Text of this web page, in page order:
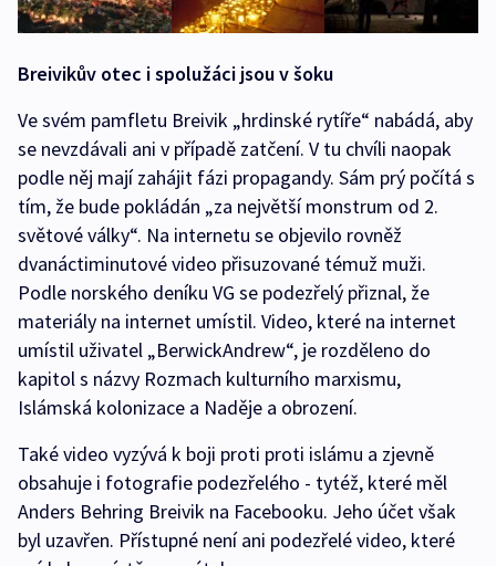
Breivikův otec i spolužáci jsou v šoku
Ve svém pamfletu Breivik „hrdinské rytíře“ nabádá, aby
se nevzdávali ani v případě zatčení. V tu chvíli naopak
podle něj mají zahájit fázi propagandy. Sám prý počítá s
tím, že bude pokládán „za největší monstrum od 2.
světové války“. Na internetu se objevilo rovněž
dvanáctiminutové video přisuzované témuž muži.
Podle norského deníku VG se podezřelý přiznal, že
materiály na internet umístil. Video, které na internet
umístil uživatel „BerwickAndrew“, je rozděleno do
kapitol s názvy Rozmach kulturního marxismu,
Islámská kolonizace a Naděje a obrození.
Také video vyzývá k boji proti proti islámu a zjevně
obsahuje i fotografie podezřelého - tytéž, které měl
Anders Behring Breivik na Facebooku. Jeho účet však
byl uzavřen. Přístupné není ani podezřelé video, které